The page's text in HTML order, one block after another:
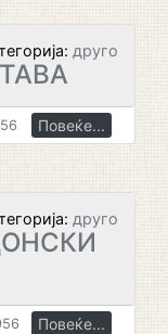
друго
Повеќе...
друго
Повеќе...